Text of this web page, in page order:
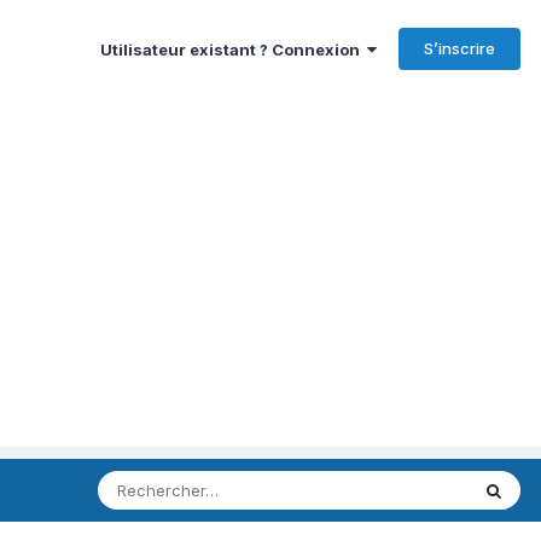
Utilisateur existant ? Connexion S’inscrire